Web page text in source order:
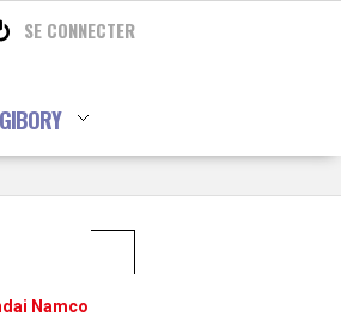
SE CONNECTER
GIBORY
Namco